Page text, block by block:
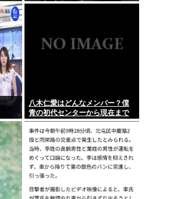
園玲】【櫻坂46】
八木仁愛はどんなメンバー？僕
青の初代センターから現在まで
の活動を紹介